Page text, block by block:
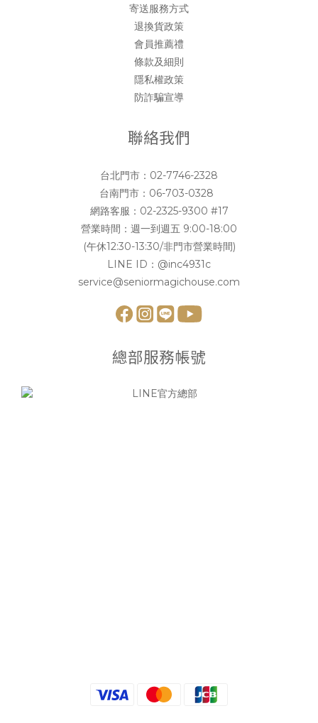
寄送服務方式
退換貨政策
會員推薦禮
條款及細則
隱私權政策
防詐騙宣導
聯絡我們
台北門市： 02-7746-2328
台南門市： 06-703-0328
網路客服： 02-2325-9300 #17
營業時間：週一到週五 9:00-18:00
(午休12:30-13:30/非門市營業時間)
LINE ID： @inc4931c
service@seniormagichouse.com
總部服務帳號